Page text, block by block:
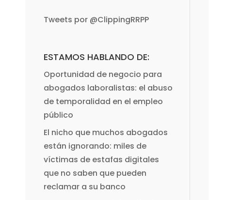
Tweets por @ClippingRRPP
ESTAMOS HABLANDO DE:
Oportunidad de negocio para
abogados laboralistas: el abuso
de temporalidad en el empleo
público
El nicho que muchos abogados
están ignorando: miles de
víctimas de estafas digitales
que no saben que pueden
reclamar a su banco